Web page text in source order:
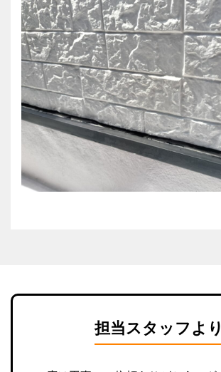
担当スタッフより